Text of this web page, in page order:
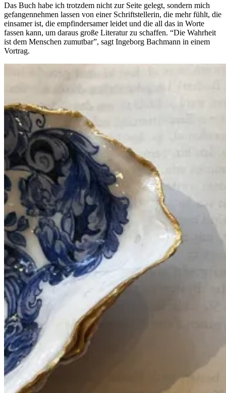
Das Buch habe ich trotzdem nicht zur Seite gelegt, sondern mich
gefangennehmen lassen von einer Schriftstellerin, die mehr fühlt, die
einsamer ist, die empfindersamer leidet und die all das in Worte
fassen kann, um daraus große Literatur zu schaffen. “Die Wahrheit
ist dem Menschen zumutbar”, sagt Ingeborg Bachmann in einem
Vortrag.